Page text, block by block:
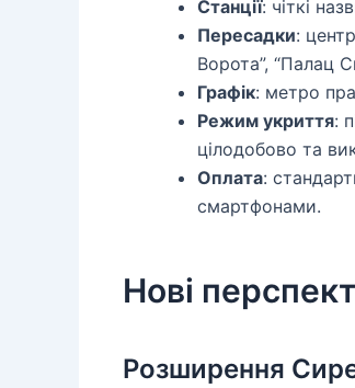
Станції: чіткі
Пересадки:
Ворота”, “Палац
Графік: метро
Режим укриття:
цілодобово та
Оплата:
смартфонами.
Нові
Розширення